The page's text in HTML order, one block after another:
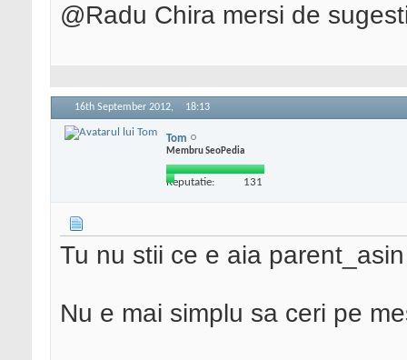
@Radu Chira mersi de
16th September 2012, 18:13
Tom
Membru SeoPedia
Reputatie: 131
Tu nu stii ce e aia
Nu e mai simplu sa ceri pe